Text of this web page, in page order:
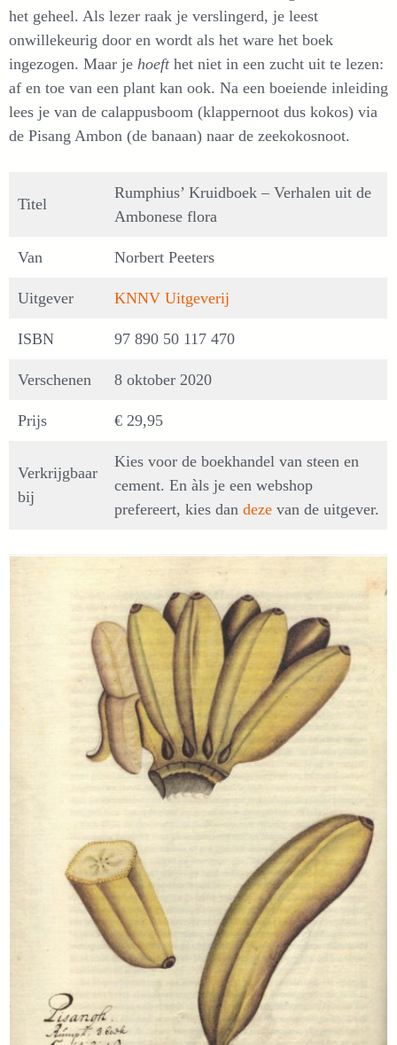
het geheel. Als lezer raak je verslingerd, je leest
onwillekeurig door en wordt als het ware het boek
ingezogen. Maar je hoeft het niet in een zucht uit te lezen:
af en toe van een plant kan ook. Na een boeiende inleiding
lees je van de calappusboom (klappernoot dus kokos) via
de Pisang Ambon (de banaan) naar de zeekokosnoot.
Titel
Rumphius’ Kruidboek – Verhalen uit de
Ambonese flora
Van Norbert Peeters
Uitgever KNNV Uitgeverij
ISBN 97 890 50 117 470
Verschenen 8 oktober 2020
Prijs € 29,95
Verkrijgbaar
bij
Kies voor de boekhandel van steen en
cement. En àls je een webshop
prefereert, kies dan deze van de uitgever.